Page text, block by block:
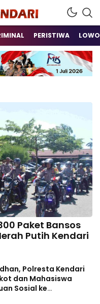
Tenggara
PERISTIWA
Paket Bansos
Putih Kendari
Polresta Kendari
dan Mahasiswa
Sosial ke